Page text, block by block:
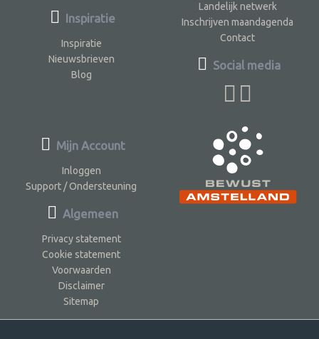
Inspiratie
Inspiratie
Nieuwsbrieven
Blog
Landelijk netwerk
Inschrijven maandagenda
Contact
Social media
Mijn Account
Inloggen
Support / Ondersteuning
Algemeen
Privacy statement
Cookie statement
Voorwaarden
Disclaimer
Sitemap